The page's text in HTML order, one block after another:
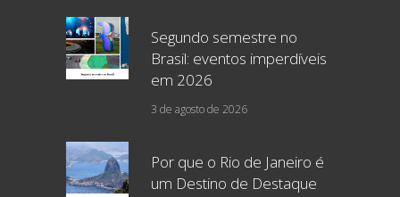
Segundo semestre no
Brasil: eventos imperdíveis
em 2026
3 de agosto de 2026
Por que o Rio de Janeiro é
um Destino de Destaque